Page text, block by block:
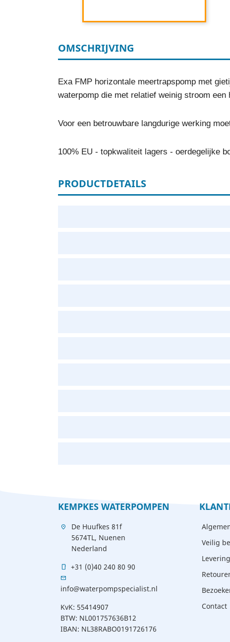
OMSCHRIJVING
Exa FMP horizontale meertrapspomp met
waterpomp die met relatief weinig stroom
Voor een betrouwbare langdurige werking
100% EU - topkwaliteit lagers - oerdegelijke
PRODUCTDETAILS
KEMPKES WATERPOMPEN
location_on
De Huufkes 81f
5674TL, Nuenen
Nederland
mobile +31 (0)40 240 80 90
mail
info@waterpompspecialist.nl
KvK: 55414907
BTW: NL001757636B12
IBAN: NL38RABO0191726176
Veilig
Levering
Contact